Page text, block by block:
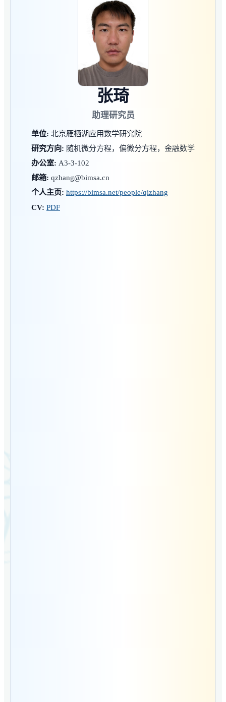
张琦
助理研究员
单位: 北京雁栖湖应用数学研究院
研究方向: 随机微分方程，偏微分方程，金融数学
办公室: A3-3-102
邮箱: qzhang@bimsa.cn
个人主页: https://bimsa.net/people/qizhang
CV: PDF